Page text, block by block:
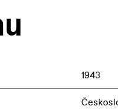
1943